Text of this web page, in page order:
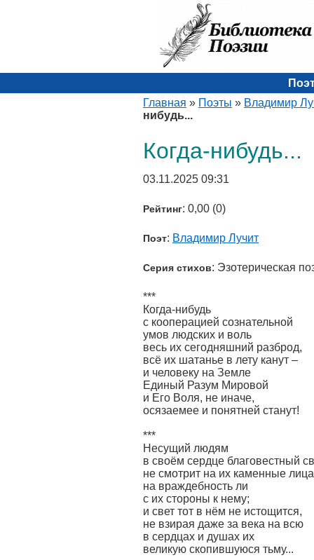
Главная » Поэты » Владимир
нибудь...
Когда-нибудь...
03.11.2025 09:31
Рейтинг: 0,00 (0)
Поэт: Владимир Лучит
Серия стихов: Эзотерическая
***
Когда-нибудь
с кооперацией сознательной
умов людских и воль
весь их сегодняшний разброд,
всё их шатанье в лету канут –
и человеку на Земле
Единый Разум Мировой
и Его Воля, не иначе,
осязаемее и понятней станут!
***
Несущий людям
в своём сердце благовестный
не смотрит на их каменные
на враждебность ли
с их стороны к нему;
и свет тот в нём не истощится,
не взирая даже за века на всю
в сердцах и душах их
великую скопившуюся тьму...